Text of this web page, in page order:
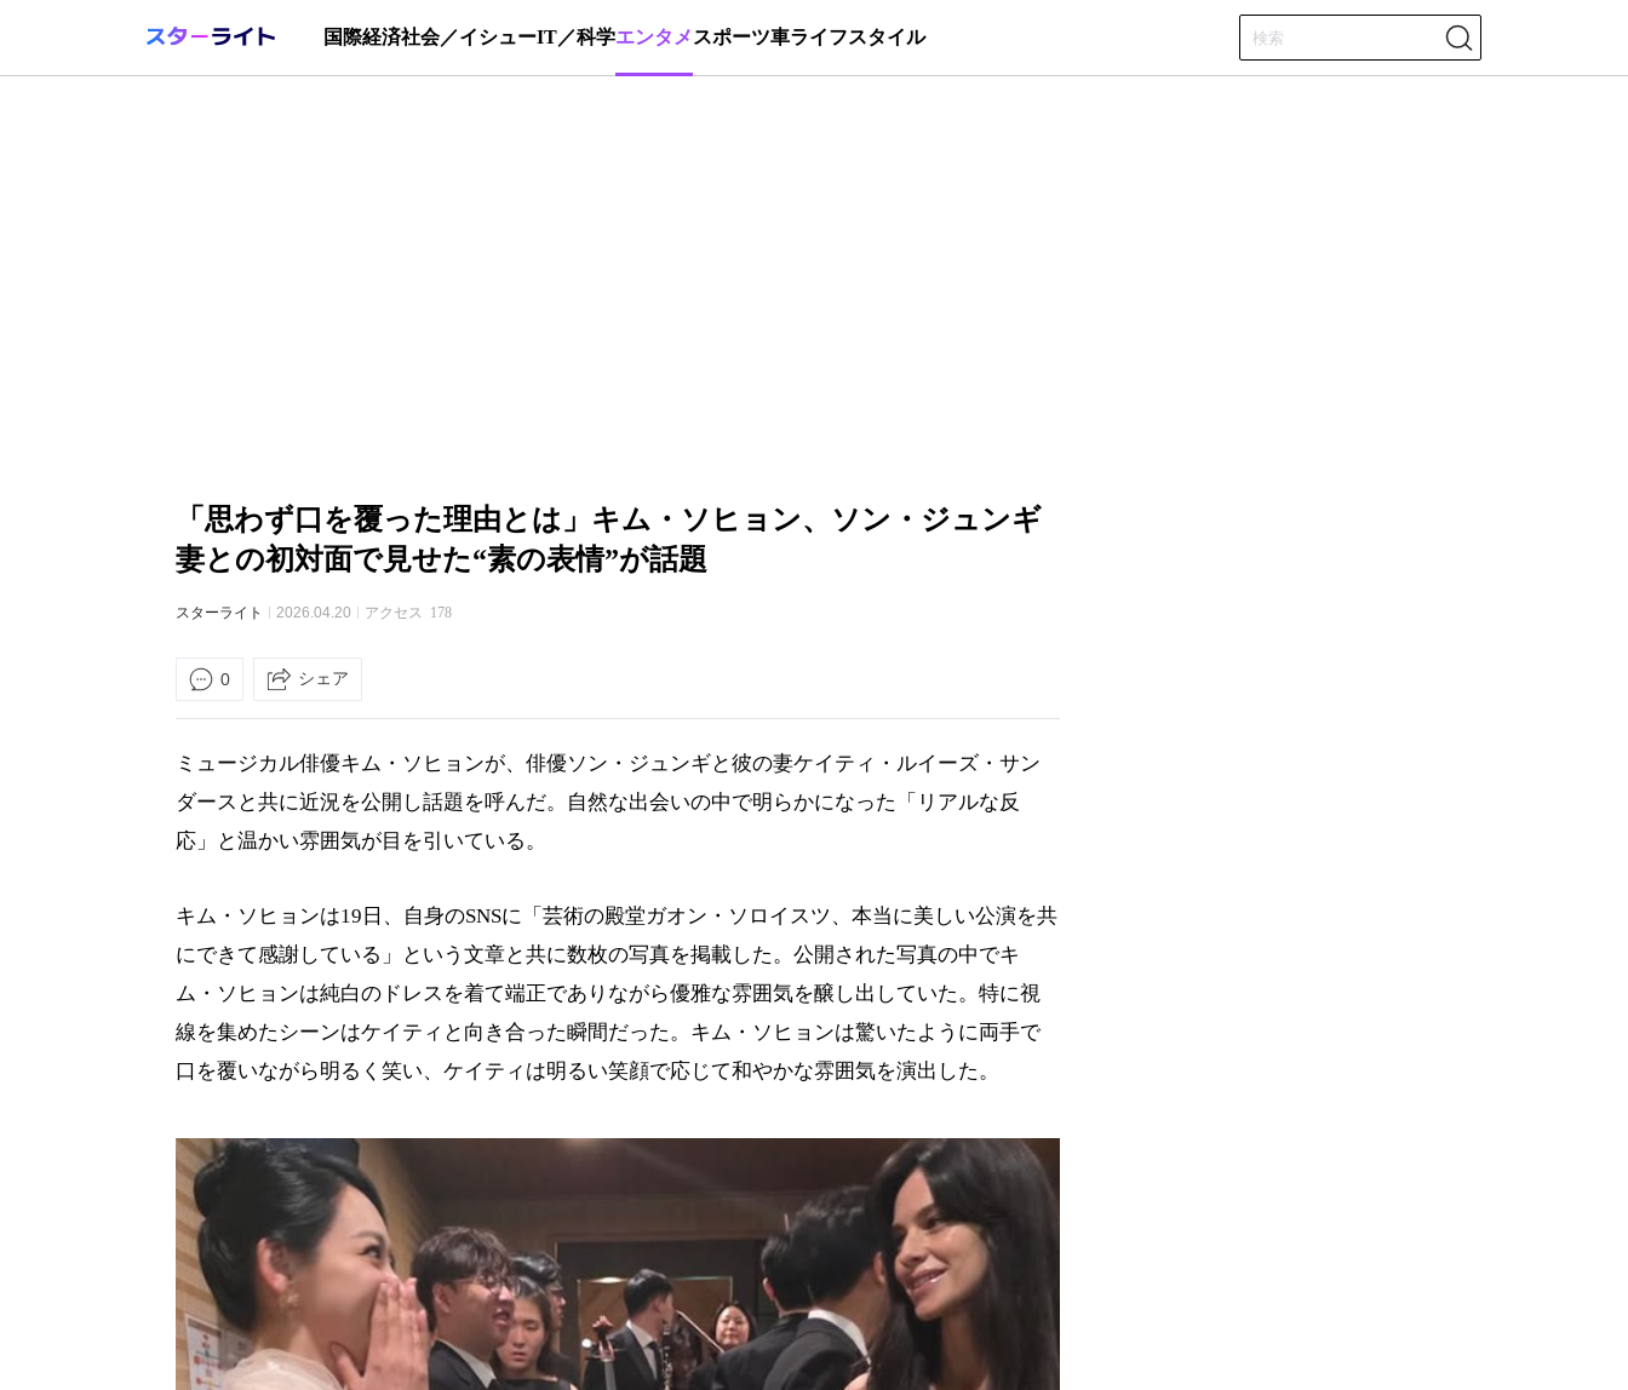
国際経済社会／イシューIT／科学エンタメ スポーツ車ライフスタイル
「思わず口を覆った理由とは」キム・ソヒョン、ソン・ジュンギ
妻との初対面で見せた“素の表情”が話題
スターライト 2026.04.20 アクセス 178
0 シェア
ミュージカル俳優キム・ソヒョンが、俳優ソン・ジュンギと彼の妻ケイティ・ルイーズ・サン
ダースと共に近況を公開し話題を呼んだ。自然な出会いの中で明らかになった「リアルな反
応」と温かい雰囲気が目を引いている。
キム・ソヒョンは19日、自身のSNSに「芸術の殿堂ガオン・ソロイスツ、本当に美しい公演を共
にできて感謝している」という文章と共に数枚の写真を掲載した。公開された写真の中でキ
ム・ソヒョンは純白のドレスを着て端正でありながら優雅な雰囲気を醸し出していた。特に視
線を集めたシーンはケイティと向き合った瞬間だった。キム・ソヒョンは驚いたように両手で
口を覆いながら明るく笑い、ケイティは明るい笑顔で応じて和やかな雰囲気を演出した。